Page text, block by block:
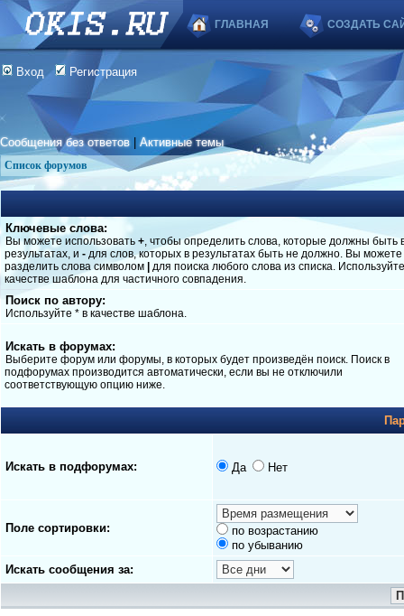
ГЛАВНАЯ СОЗДАТЬ
Вход Регистрация
Сообщения без ответов |Активные темы
Список форумов
Ключевые слова:
Вы можете использовать +, чтобы определить слова, которые должны быть
результатах, и - для слов, которых в результатах быть не должно. Вы можете
разделить слова символом
для поиска любого слова из списка.
качестве шаблона для частичного совпадения.
Поиск по автору:
Используйте * в качестве шаблона.
Искать в форумах:
Выберите форум или форумы, в которых будет произведён поиск. Поиск в
подфорумах производится автоматически, если вы не отключили
соответствующую опцию ниже.
Искать в подфорумах: Да Нет
Поле сортировки:
по возрастанию
по убыванию
Искать сообщения за: